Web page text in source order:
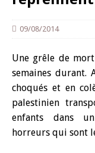
09/08/2014
Une grêle de
semaines durant.
choqués et en
palestinien
enfants dans
horreurs qui sont